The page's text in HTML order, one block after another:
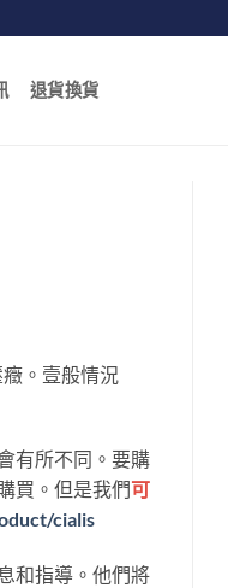
退貨換貨
。壹般情況
有所不同。要購
買。但是我們可
cialis
和指導。他們將